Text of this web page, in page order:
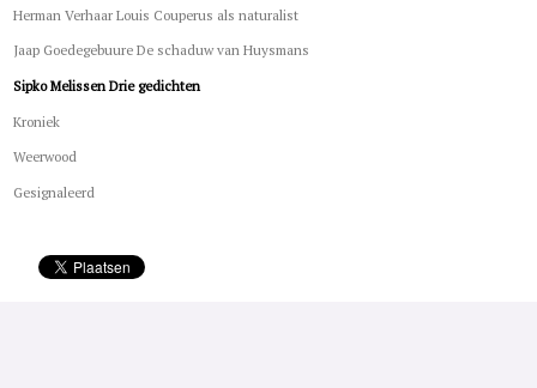
Herman Verhaar Louis Couperus als naturalist
Jaap Goedegebuure De schaduw van Huysmans
Sipko Melissen Drie gedichten
Kroniek
Weerwood
Gesignaleerd